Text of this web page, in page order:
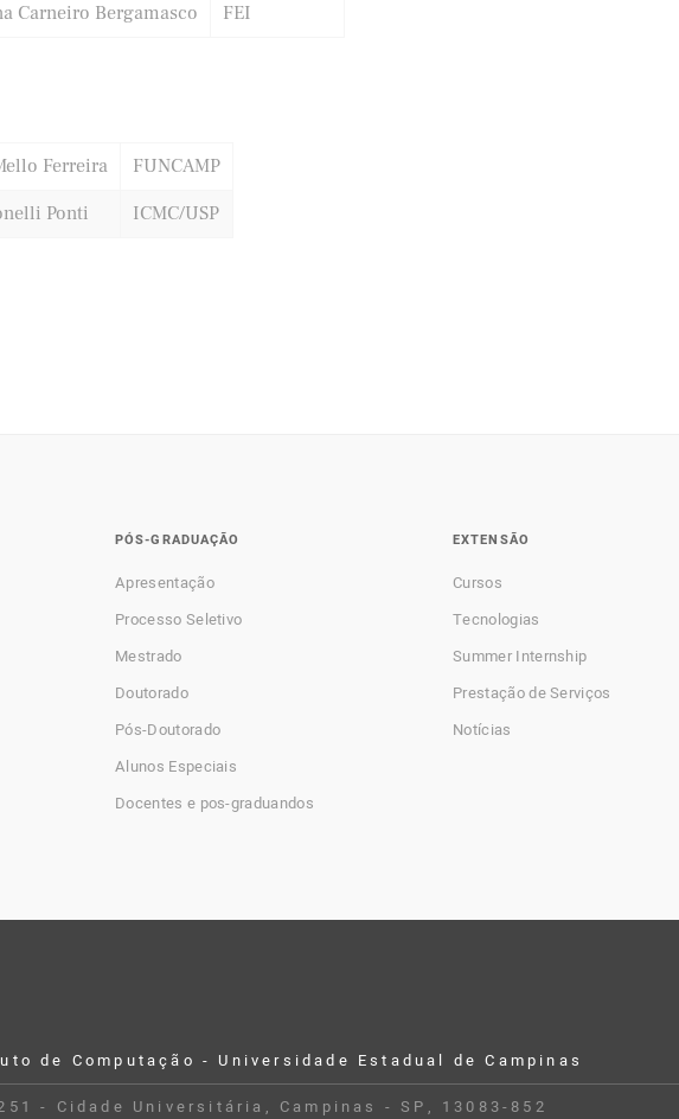
Carneiro Bergamasco
FEI
Ferreira
FUNCAMP
Ponti
ICMC/USP
PÓS-GRADUAÇÃO
Apresentação
Processo Seletivo
Mestrado
Doutorado
Pós-Doutorado
Alunos Especiais
Docentes e pos-graduandos
EXTENSÃO
Cursos
Tecnologias
Summer Internship
Prestação de Serviços
Notícias
de Computação - Universidade Estadual de Campinas
- Cidade Universitária, Campinas - SP, 13083-852